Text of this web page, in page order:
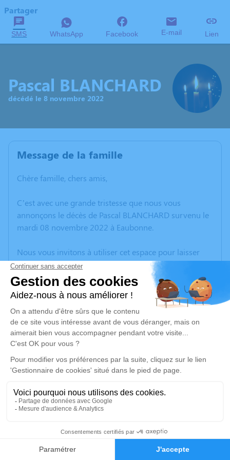
Faire-part Hommages
Partager
SMS WhatsApp Facebook E-mail Lien
Pascal BLANCHARD
décédé le 8 novembre 2022
Message de la famille
Chère famille, chers amis,
C’est avec une grande tristesse que nous vous
annonçons le décès de Pascal BLANCHARD survenu le
mardi 08 novembre 2022 à Eaubonne.
Nous vous invitons à utiliser cet espace pour laisser
vos condoléances, partager des photos souvenirs, une
anecdote ou exprimer vos pensées à travers des
poèmes ou des textes. Cet endroit est un lieu
d'expression dédié à honorer la mémoire de Pascal
BLANCHARD.
Un service de plantation d’arbre hommage est
disponible ici.
Je rends hommage
Cérémonie
Cimetiere Ancien d'Eaubonne
rue Gambetta